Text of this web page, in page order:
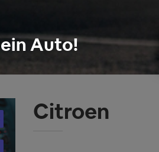
Auto!
Citroen